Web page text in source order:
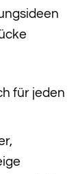
für jeden